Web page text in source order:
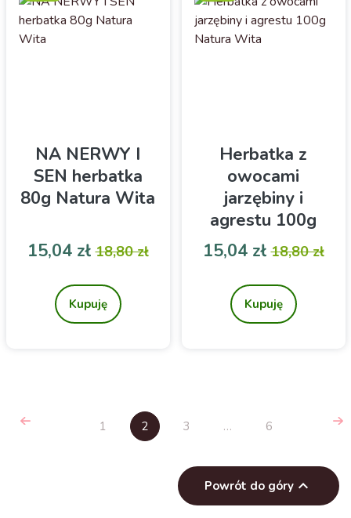
NA NERWY I
SEN herbatka
80g Natura Wita
owocowa
Cena
15,04 złCena podstawowa
18,80 zł
Kupuję
Herbatka z
owocami
jarzębiny i
agrestu 100g
Natura Wita
Cena
15,04 złCena
18,80 zł
Kupuję
1 2 3 … 6
Powrót do góry 